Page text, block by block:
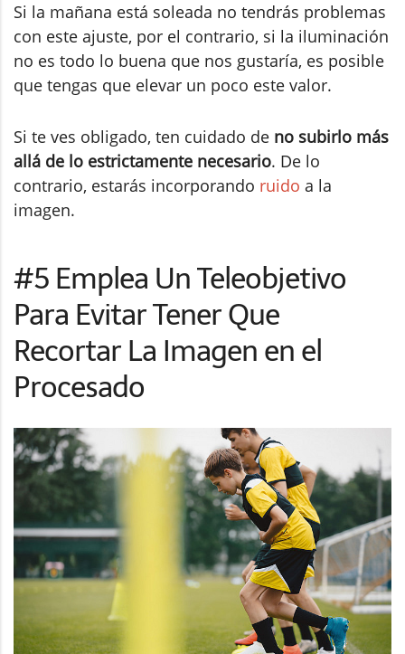
Si la mañana está soleada no tendrás problemas
con este ajuste, por el contrario, si la iluminación
no es todo lo buena que nos gustaría, es posible
que tengas que elevar un poco este valor.
Si te ves obligado, ten cuidado de no subirlo más
allá de lo estrictamente necesario. De lo
contrario, estarás incorporando ruido a la
imagen.
#5 Emplea Un Teleobjetivo
Para Evitar Tener Que
Recortar La Imagen en el
Procesado